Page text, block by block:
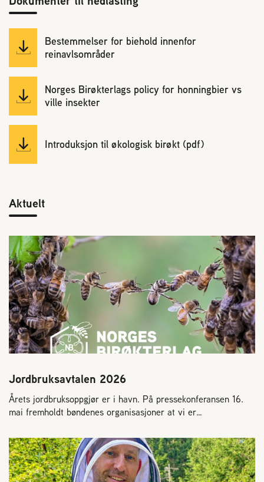
Bestemmelser for biehold innenfor
reinavlsområder
Norges Birøkterlags policy for honningbier vs
ville insekter
Introduksjon til økologisk birøkt (pdf)
Aktuelt
Jordbruksavtalen 2026
Årets jordbruksoppgjør er i havn. På pressekonferansen 16.
mai fremholdt bøndenes organisasjoner at vi er…